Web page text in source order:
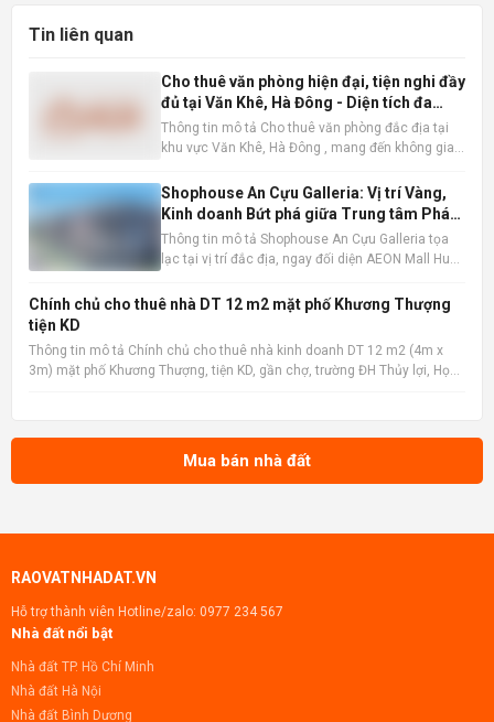
Tin liên quan
Cho thuê văn phòng hiện đại, tiện nghi đầy
đủ tại Văn Khê, Hà Đông - Diện tích đa
dạng
Thông tin mô tả Cho thuê văn phòng đắc địa tại
khu vực Văn Khê, Hà Đông , mang đến không gian
Với diện tích linh hoạt từ 200m2, 300m2 đến
600m2, chúng tôi đáp ứng mọi nhu cầu về quy mô
Shophouse An Cựu Galleria: Vị trí Vàng,
Kinh doanh Bứt phá giữa Trung tâm Phát
triển Mới Huế
Thông tin mô tả Shophouse An Cựu Galleria tọa
lạc tại vị trí đắc địa, ngay đối diện AEON Mall Huế,
trung tâm mua sắm và giải trí sầm uất bậc nhất
Chính chủ cho thuê nhà DT 12 m2 mặt phố Khương Thượng
tiện KD
Thông tin mô tả Chính chủ cho thuê nhà kinh doanh DT 12 m2 (4m x
3m) mặt phố Khương Thượng, tiện KD, gần chợ, trường ĐH Thủy lợi, Học
Mua bán nhà đất
RAOVATNHADAT.VN
Hỗ trợ thành viên Hotline/zalo: 0977 234 567
Nhà đất nổi bật
Nhà đất TP. Hồ Chí Minh
Nhà đất Hà Nội
Nhà đất Bình Dương